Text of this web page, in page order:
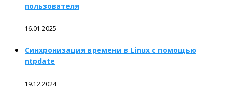
пользователя
16.01.2025
Синхронизация времени в Linux с помощью
ntpdate
19.12.2024